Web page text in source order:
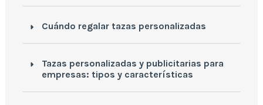
Cuándo regalar tazas personalizadas
Tazas personalizadas y publicitarias para
empresas: tipos y características